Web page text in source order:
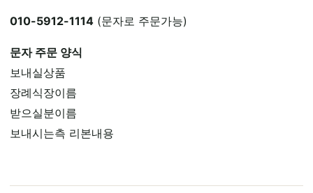
010-5912-1114 (문자로 주문가능)
문자 주문 양식
보내실상품
장례식장이름
받으실분이름
보내시는측 리본내용